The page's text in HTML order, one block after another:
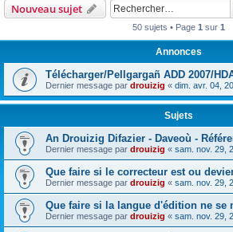
Nouveau sujet
50 sujets • Page 1 sur 1
Annonces
Télécharger/Pellgargañ ADD 2007/
Dernier message par drouizig « dim. avr. 04,
Sujets
An Drouizig Difazier - Daveoù -
Dernier message par drouizig « sam. nov. 29,
Que faire si le correcteur est ou
Dernier message par drouizig « sam. nov. 29,
Que faire si la langue d'édition ne se
Dernier message par drouizig « sam. nov. 29,